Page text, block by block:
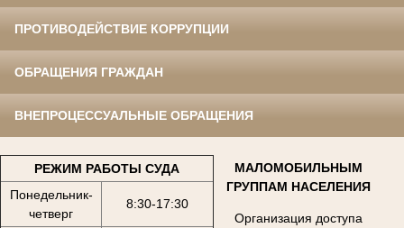
ПРОТИВОДЕЙСТВИЕ КОРРУПЦИИ
ОБРАЩЕНИЯ ГРАЖДАН
ВНЕПРОЦЕССУАЛЬНЫЕ ОБРАЩЕНИЯ
РЕЖИМ РАБОТЫ СУДА
Понедельник-
четверг
8:30-17:30
МАЛОМОБИЛЬНЫМ
ГРУППАМ НАСЕЛЕНИЯ
Организация доступа